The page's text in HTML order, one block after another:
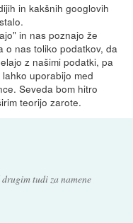
in kakšnih googlovih
in nas poznajo že
o nas toliko podatkov, da
z našimi podatki, pa
uporabijo med
Seveda bom hitro
teorijo zarote.
tudi za namene